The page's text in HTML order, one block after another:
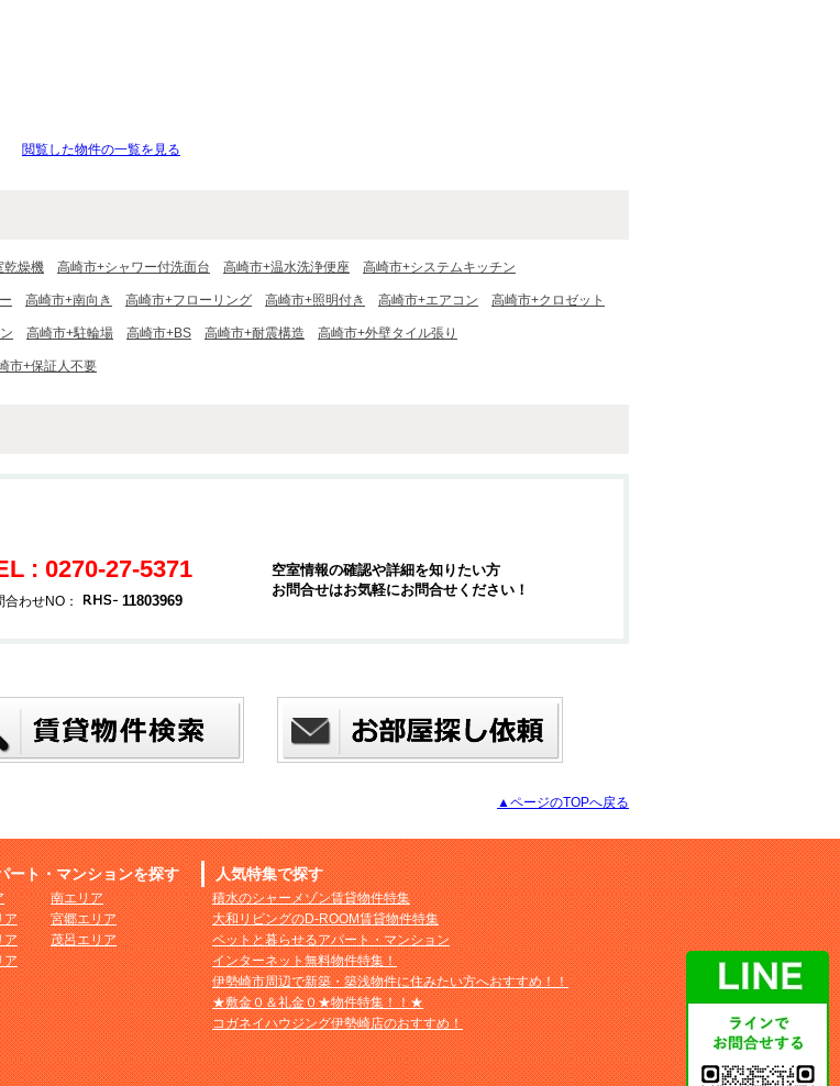
閲覧した物件の一覧を見る
乾燥機 高崎市+シャワー付洗面台 高崎市+温水洗浄便座 高崎市+システムキッチン
高崎市+南向き 高崎市+フローリング 高崎市+照明付き 高崎市+エアコン 高崎市+クロゼット
高崎市+駐輪場 高崎市+BS 高崎市+耐震構造 高崎市+外壁タイル張り
市+保証人不要
: 0270-27-5371
合わせNO： 11803969
空室情報の確認や詳細を知りたい方
お問合せはお気軽にお問合せください！
▲ページのTOPへ戻る
ート・マンションを探す
ア
ア
ア
南エリア
宮郷エリア
茂呂エリア
人気特集で探す
積水のシャーメゾン賃貸物件特集
大和リビングのD-ROOM賃貸物件特集
ペットと暮らせるアパート・マンション
インターネット無料物件特集！
伊勢崎市周辺で新築・築浅物件に住みたい方へおすすめ！！
★敷金０＆礼金０★物件特集！！★
コガネイハウジング伊勢崎店のおすすめ！